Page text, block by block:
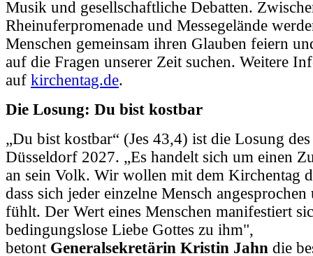
Musik und gesellschaftliche Debatten.
Rheinuferpromenade und Messegelände
Menschen gemeinsam ihren Glauben feiern
auf die Fragen unserer Zeit suchen. Weitere
auf kirchentag.de.
Die Losung: Du bist kostbar
„Du bist kostbar“ (Jes 43,4) ist die Losung
Düsseldorf 2027. „Es handelt sich um einen
an sein Volk. Wir wollen mit dem Kirchentag
dass sich jeder einzelne Mensch
fühlt. Der Wert eines Menschen manifestiert
bedingungslose Liebe Gottes zu ihm",
betont Generalsekretärin Kristin Jahn die